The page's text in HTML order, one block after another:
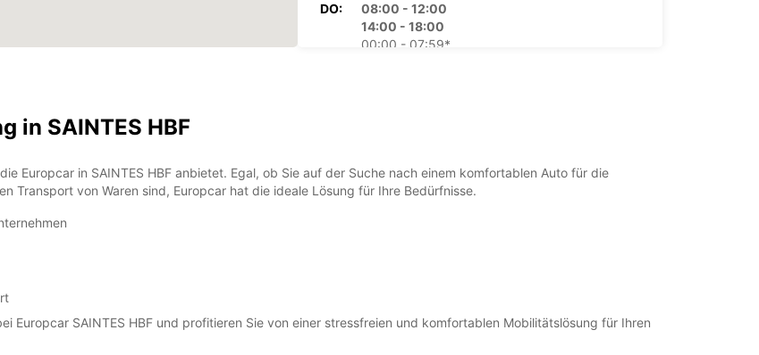
DO:
08:00 - 12:00
14:00 - 18:00
00:00 - 07:59*
18:01 - 23:59*
00:00 - 23:59*
in SAINTES HBF
Europcar in SAINTES HBF anbietet. Egal, ob Sie auf der Suche nach einem komfortablen Auto für die
Transport von Waren sind, Europcar hat die ideale Lösung für Ihre Bedürfnisse.
Europcar SAINTES HBF und profitieren Sie von einer stressfreien und komfortablen Mobilitätslösung für Ihren